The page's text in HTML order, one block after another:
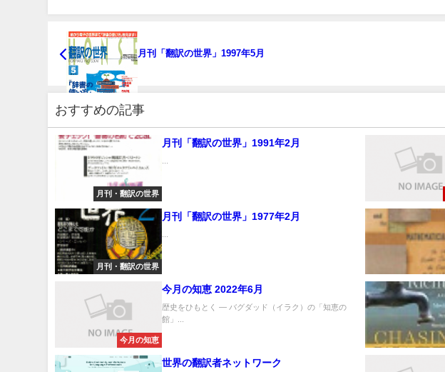
月刊「翻訳の世界」1997年5月
おすすめの記事
月刊・翻訳の世界
月刊「翻訳の世界」1991年2月
月刊・翻訳の世界
月刊「翻訳の世界」1977年2月
今月の知恵
今月の知恵 2022年6月
歴史をひもとく ― バグダッド（イラク）の「知恵の
館」...
世界の翻訳者ネットワーク